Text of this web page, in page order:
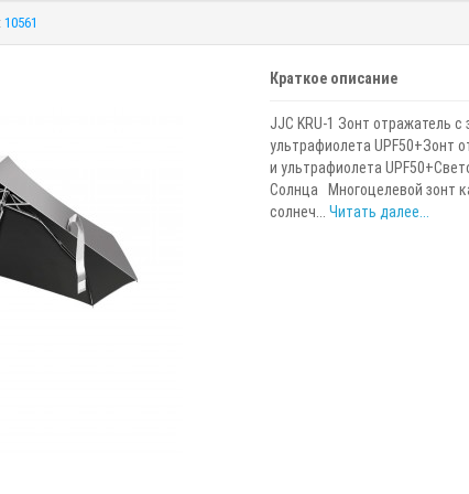
10561
Краткое описание
JJC KRU-1 Зонт отражатель
ультрафиолета UPF50+Зонт
и ультрафиолета
Солнца Многоцелевой зонт
солнеч... Читать далее...